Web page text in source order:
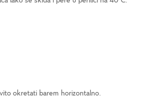
okretati barem horizontalno.